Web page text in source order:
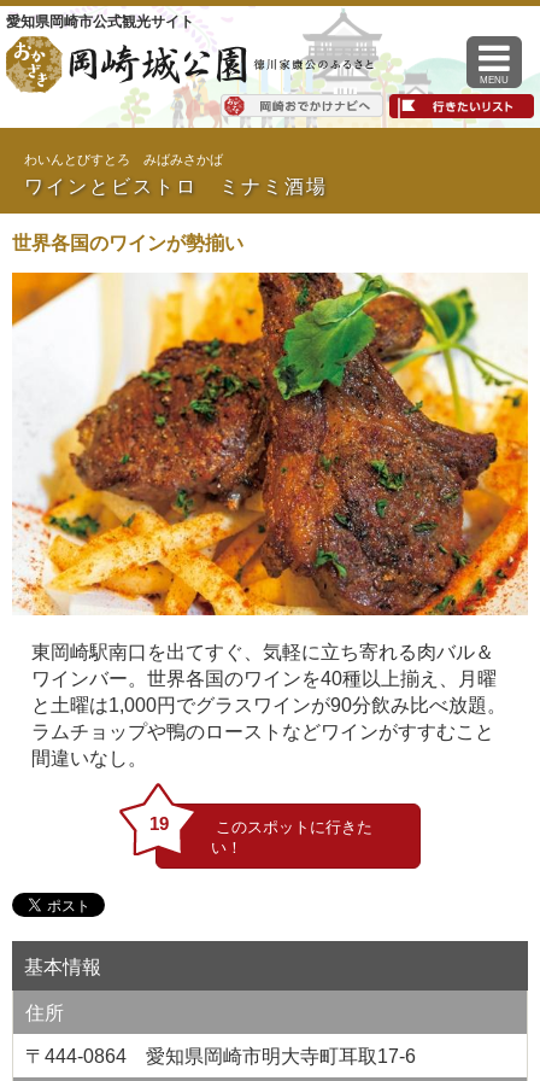
愛知県岡崎市公式観光サイト
MENU
わいんとびすとろ みばみさかば
ワインとビストロ ミナミ酒場
世界各国のワインが勢揃い
東岡崎駅南口を出てすぐ、気軽に立ち寄れる肉バル＆
ワインバー。世界各国のワインを40種以上揃え、月曜
と土曜は1,000円でグラスワインが90分飲み比べ放題。
ラムチョップや鴨のローストなどワインがすすむこと
間違いなし。
19
基本情報
住所
〒444-0864 愛知県岡崎市明大寺町耳取17-6